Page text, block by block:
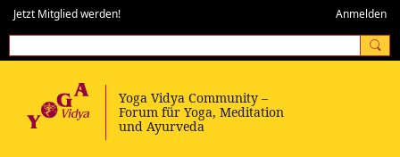
Jetzt Mitglied werden! Anmelden